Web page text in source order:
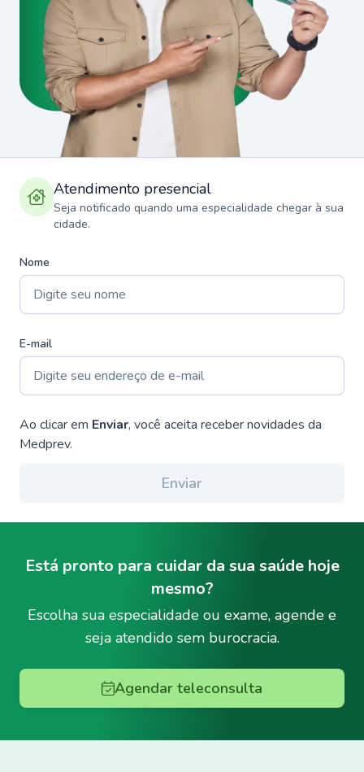
Atendimento presencial
Seja notificado quando uma especialidade chegar à sua
cidade.
Nome
E-mail
Ao clicar em Enviar, você aceita receber novidades da
Medprev.
Enviar
Está pronto para cuidar da sua saúde hoje
mesmo?
Escolha sua especialidade ou exame, agende e
seja atendido sem burocracia.
Agendar teleconsulta